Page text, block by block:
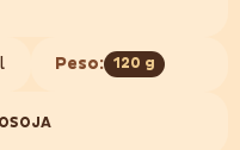
Peso: 120 g
SOJA